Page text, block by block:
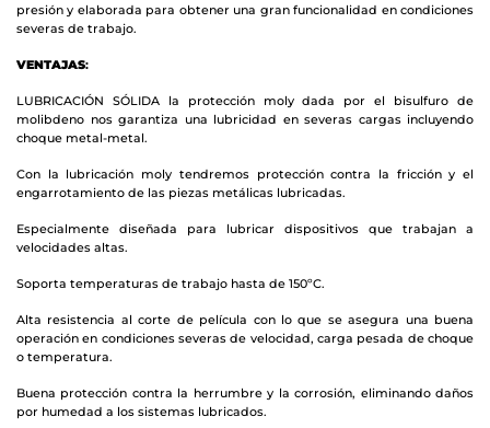
presión y elaborada para obtener una gran funcionalidad en condiciones
severas de trabajo.
VENTAJAS:
LUBRICACIÓN SÓLIDA la protección moly dada por el bisulfuro de
molibdeno nos garantiza una lubricidad en severas cargas incluyendo
choque metal-metal.
Con la lubricación moly tendremos protección contra la fricción y el
engarrotamiento de las piezas metálicas lubricadas.
Especialmente diseñada para lubricar dispositivos que trabajan a
velocidades altas.
Soporta temperaturas de trabajo hasta de 150ºC.
Alta resistencia al corte de película con lo que se asegura una buena
operación en condiciones severas de velocidad, carga pesada de choque
o temperatura.
Buena protección contra la herrumbre y la corrosión, eliminando daños
por humedad a los sistemas lubricados.